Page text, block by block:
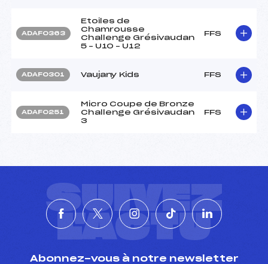
ADAF0363
Etoiles de
Chamrousse
Challenge Grésivaudan
5 – U10 – U12
FFS
ADAF0301 Vaujany Kids FFS
ADAF0251
Micro Coupe de Bronze
Challenge Grésivaudan
3
FFS
SUIVEZ
L'ACTU
Abonnez-vous à notre newsletter